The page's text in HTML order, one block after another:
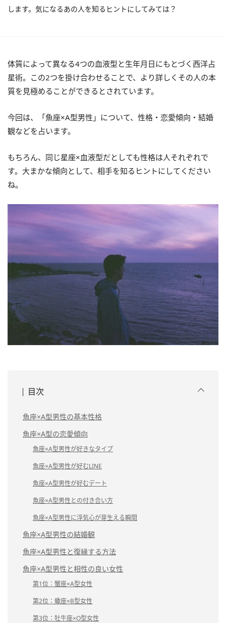
します。気になるあの人を知るヒントにしてみては？
体質によって異なる4つの血液型と生年月日にもとづく西洋占
星術。この2つを掛け合わせることで、より詳しくその人の本
質を見極めることができるとされています。
今回は、「魚座×A型男性」について、性格・恋愛傾向・結婚
観などを占います。
もちろん、同じ星座×血液型だとしても性格は人それぞれで
す。大まかな傾向として、相手を知るヒントにしてください
ね。
目次
魚座×A型男性の基本性格
魚座×A型の恋愛傾向
魚座×A型男性が好きなタイプ
魚座×A型男性が好むLINE
魚座×A型男性が好むデート
魚座×A型男性との付き合い方
魚座×A型男性に浮気心が芽生える瞬間
魚座×A型男性の結婚観
魚座×A型男性と復縁する方法
魚座×A型男性と相性の良い女性
第1位：蟹座×A型女性
第2位：蠍座×B型女性
第3位：牡牛座×O型女性